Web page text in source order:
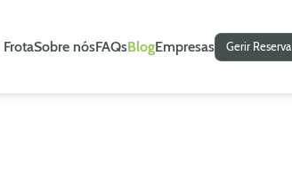
FrotaSobre nósFAQsBlogEmpresas Gerir Reserva